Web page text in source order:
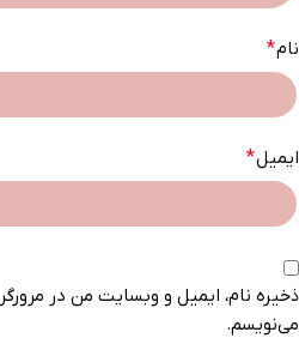
نام*
ایمیل*
ذخیره نام، ایمیل و وبسایت من در
می‌نویسم.